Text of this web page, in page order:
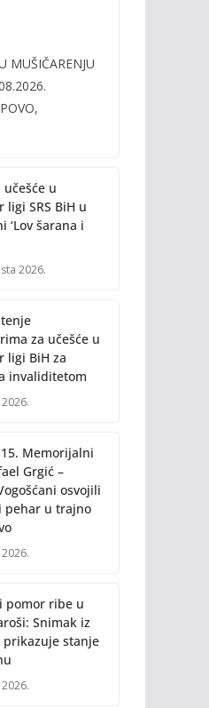
MUŠIČARENJU
učešće u
ligi SRS BiH u
‘Lov šarana i
2026.
za učešće u
ligi BiH za
invaliditetom
Memorijalni
Grgić –
osvojili
pehar u trajno
pomor ribe u
Snimak iz
prikazuje stanje